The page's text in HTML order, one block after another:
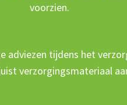
voorzien.
adviezen tijdens het
verzorgingsmateriaal